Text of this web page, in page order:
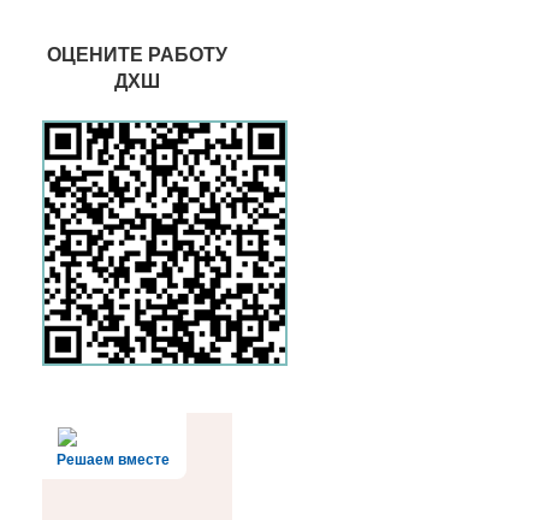
ОЦЕНИТЕ РАБОТУ
ДХШ
Решаем вместе